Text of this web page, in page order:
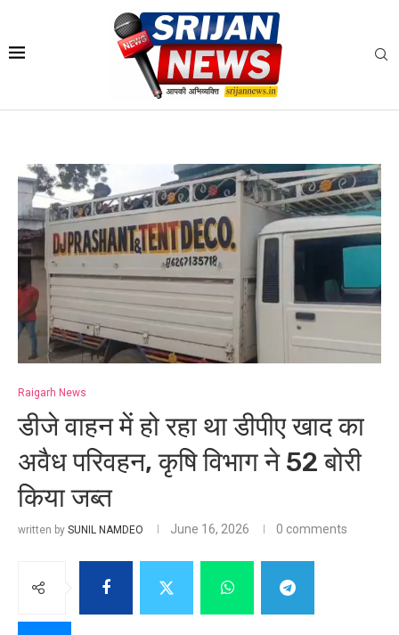
Raigarh News
डीजे वाहन में हो रहा था डीपीए खाद का
अवैध परिवहन, कृषि विभाग ने 52 बोरी
किया जब्त
written by SUNIL NAMDEO June 16, 2026 0 comments